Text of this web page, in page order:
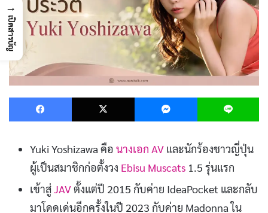
Facebook X Messenger
Yuki Yoshizawa คือ นางเอก AV และนักร้องชาวญี่ปุ่น
ผู้เป็นสมาชิกก่อตั้งวง Ebisu Muscats 1.5 รุ่นแรก
เข้าสู่ JAVตั้งแต่ปี 2015 กับค่าย IdeaPocket และกลับ
มาโดดเด่นอีกครั้งในปี 2023 กับค่าย Madonna ใน
→
เปิดสารบัญ